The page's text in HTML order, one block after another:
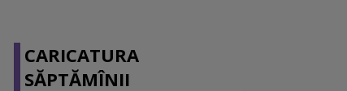
CARICATURA
SĂPTĂMÎNII